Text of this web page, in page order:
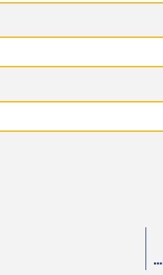
500 סלי מזון חולקו לנזקקים בבאר-שבע במסגרת "קמחא דפסחא"